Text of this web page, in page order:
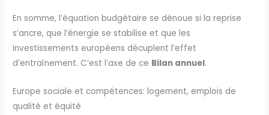
En somme, l’équation budgétaire se dénoue si la reprise
s’ancre, que l’énergie se stabilise et que les
investissements européens décuplent l’effet
d’entraînement. C’est l’axe de ce Bilan annuel.
Europe sociale et compétences: logement, emplois de
qualité et équité